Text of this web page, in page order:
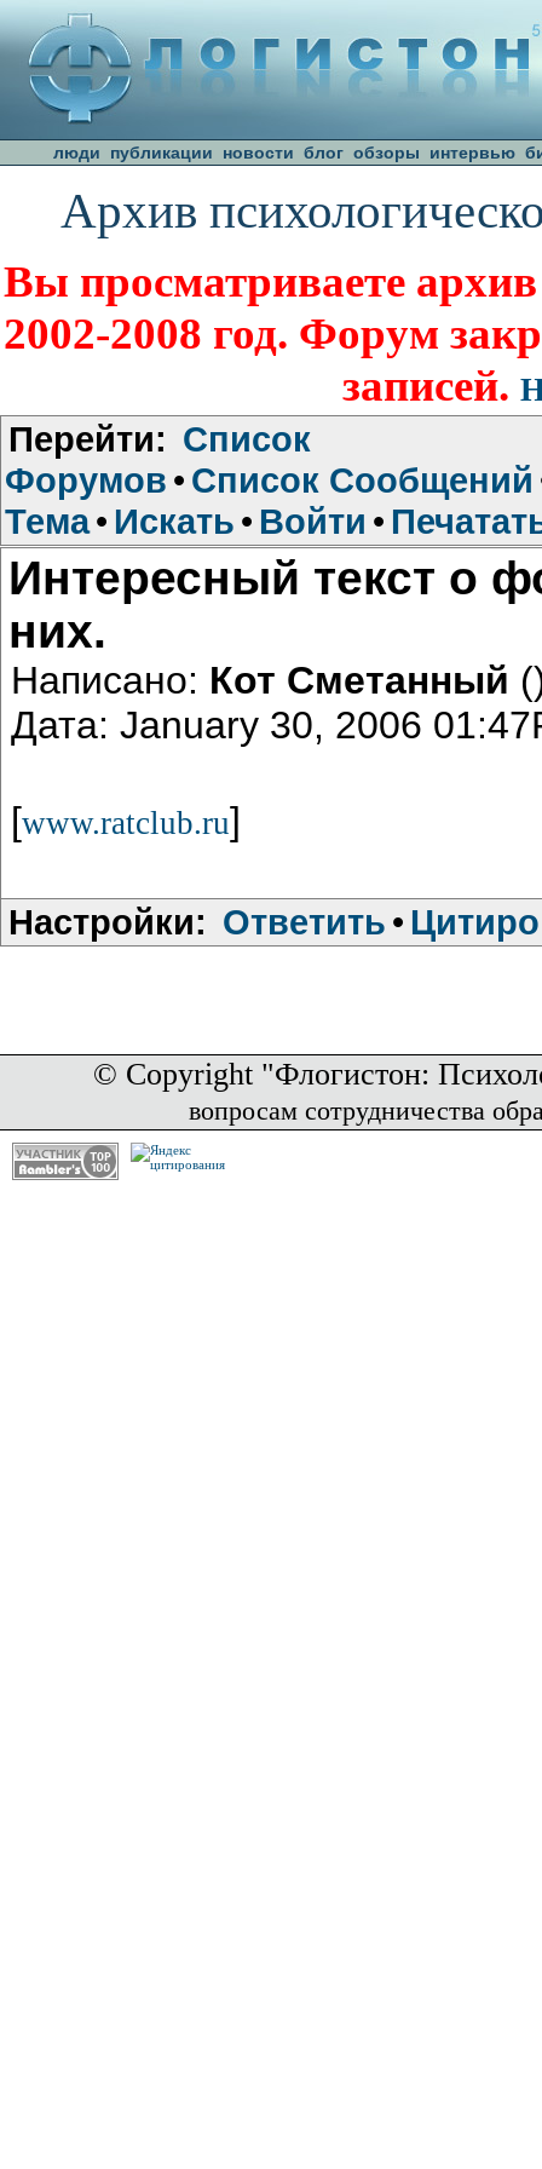
люди публикации новости блог обзоры интервью
Архив
Вы просматриваете
2002-2008 год. Форум
записей.
Перейти: Список
Форумов • Список Сообщений
Тема• Искать • Войти •
Интересный текст о
них.
Написано: Кот Сметанный
Дата: January 30, 2006
[www.ratclub.ru]
Настройки: Ответить •
© Copyright "Флогистон:
вопросам сотрудничества